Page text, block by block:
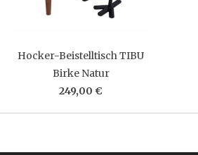
Hocker-Beistelltisch TIBU
Birke Natur
249,00 €